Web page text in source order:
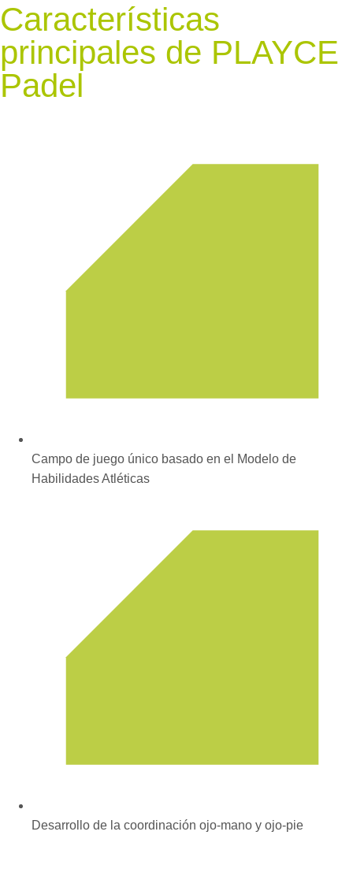
Características
principales de PLAYCE
Padel
Campo de juego único basado en el Modelo de
Habilidades Atléticas
Desarrollo de la coordinación ojo-mano y ojo-pie